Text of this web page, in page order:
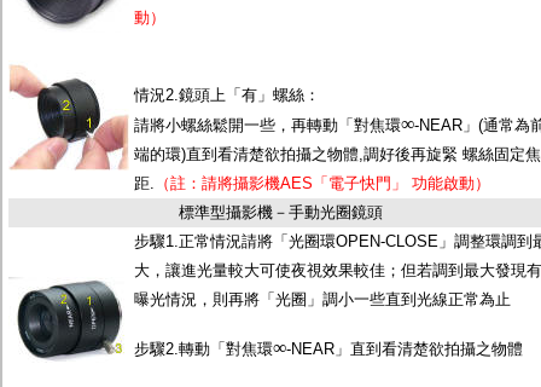
動）
情況2.鏡頭上「有」螺絲：
請將小螺絲鬆開一些，再轉動「對焦環∞-NEAR」(通常為
端的環)直到看清楚欲拍攝之物體,調好後再旋緊 螺絲固定焦
距. （註：請將攝影機AES「電子快門」 功能啟動）
標準型攝影機－手動光圈鏡頭
步驟1.正常情況請將「光圈環OPEN-CLOSE」調整環調到
大，讓進光量較大可使夜視效果較佳；但若調到最大發現有
曝光情況，則再將「光圈」調小一些直到光線正常為止
步驟2.轉動「對焦環∞-NEAR」直到看清楚欲拍攝之物體